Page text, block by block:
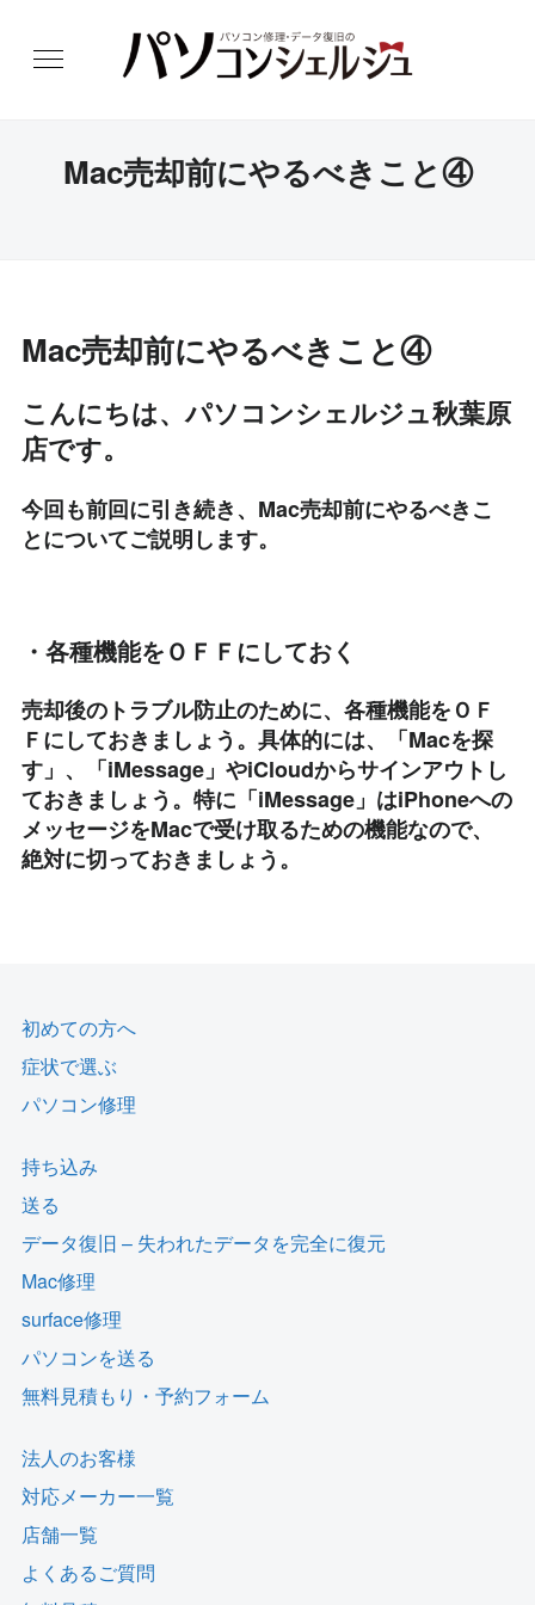
Mac売却前にやるべきこと④
Mac売却前にやるべきこと④
こんにちは、パソコンシェルジュ秋葉原
店です。
今回も前回に引き続き、Mac売却前にやるべきこ
とについてご説明します。
・各種機能をＯＦＦにしておく
売却後のトラブル防止のために、各種機能をＯＦ
Ｆにしておきましょう。具体的には、「Macを探
す」、「iMessage」やiCloudからサインアウトし
ておきましょう。特に「iMessage」はiPhoneへの
メッセージをMacで受け取るための機能なので、
絶対に切っておきましょう。
初めての方へ
症状で選ぶ
パソコン修理
持ち込み
送る
データ復旧 – 失われたデータを完全に復元
Mac修理
surface修理
パソコンを送る
無料見積もり・予約フォーム
法人のお客様
対応メーカー一覧
店舗一覧
よくあるご質問